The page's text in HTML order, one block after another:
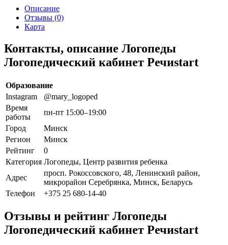
Описание
Отзывы (0)
Карта
Контакты, описание Логопеды
Логопедический кабинет Речиstart
Образование
Instagram
@mary_logoped
Время
работы
пн-пт 15:00–19:00
Город
Минск
Регион
Минск
Рейтинг
0
Категория Логопеды, Центр развития ребенка
Адрес
просп. Рокоссовского, 48, Ленинский район,
микрорайон Серебрянка, Минск, Беларусь
Телефон
+375 25 680-14-40
Отзывы и рейтинг Логопеды
Логопедический кабинет Речиstart